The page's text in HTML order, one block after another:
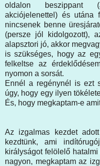
oldalon beszippant
akciójelenettel) és utána
nincsenek benne
(persze jól kidolgozott),
alapsztori jó, akkor
is szükséges, hogy az
felkeltse az
nyomon a sorsát.
Ennél a regénynél is ezt
úgy, hogy egy ilyen
És, hogy megkaptam-e
Az izgalmas kezdet
kezdtünk, ami
királyságot felölelő
nagyon, megkaptam az